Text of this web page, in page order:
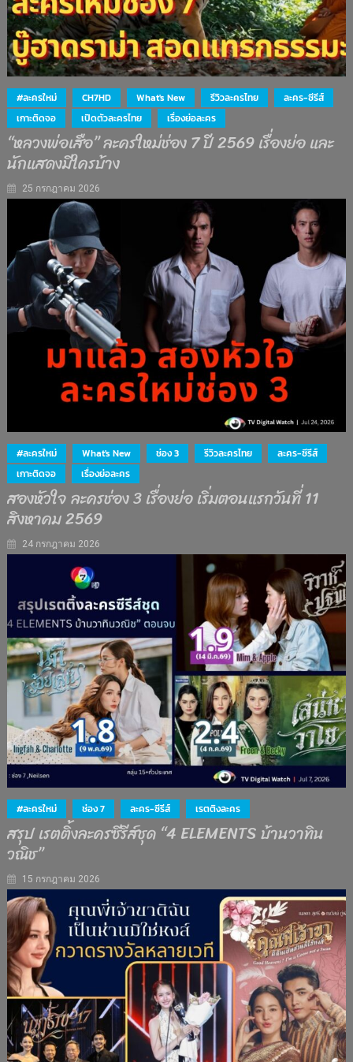
#ละครใหม่ CH7HD What's New รีวิวละครไทย
ละคร-ซีรีส์
เกาะติดจอ
เปิดตัวละครไทย เรื่องย่อละคร
“หลวงพ่อเสือ” ละครใหม่ช่อง 7 ปี 2569 เรื่องย่อ และ
นักแสดงมีใครบ้าง
25 กรกฎาคม 2026
#ละครใหม่ What's New ช่อง 3 รีวิวละครไทย
ละคร-ซีรีส์
เกาะติดจอ
เรื่องย่อละคร
สองหัวใจ ละครช่อง 3 เรื่องย่อ เริ่มตอนแรกวันที่ 11
สิงหาคม 2569
24 กรกฎาคม 2026
#ละครใหม่ ช่อง 7 ละคร-ซีรีส์ เรตติงละคร
สรุป เรตติ้งละครซีรีส์ชุด “4 ELEMENTS บ้านวาทิน
วณิช”
15 กรกฎาคม 2026